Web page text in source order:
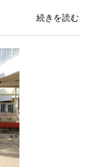
続きを読む